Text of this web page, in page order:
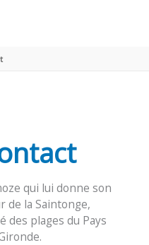
qui lui donne son
de la Saintonge,
des plages du Pays